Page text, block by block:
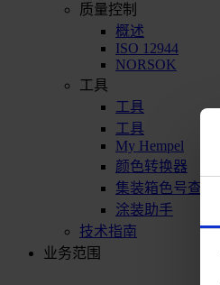
质量控制
概述
ISO 12944
NORSOK
工具
工具
工具
My Hempel
颜色转换器
集装箱色号查询
涂装助手
技术指南
业务范围